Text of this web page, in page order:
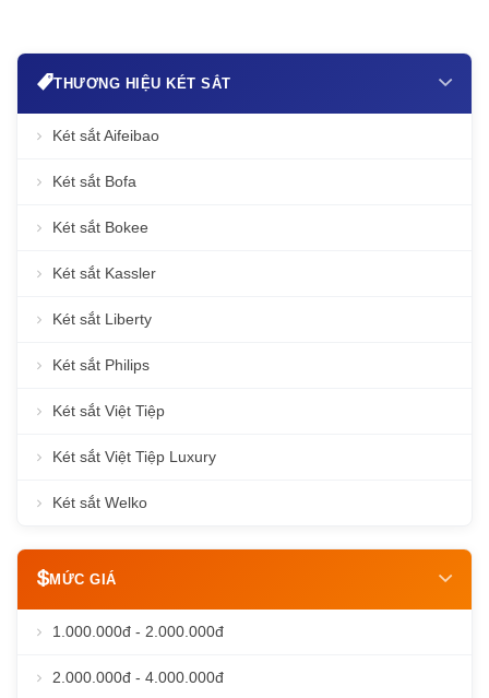
THƯƠNG HIỆU KÉT SẮT
Két sắt Aifeibao
Két sắt Bofa
Két sắt Bokee
Két sắt Kassler
Két sắt Liberty
Két sắt Philips
Két sắt Việt Tiệp
Két sắt Việt Tiệp Luxury
Két sắt Welko
MỨC GIÁ
1.000.000đ - 2.000.000đ
2.000.000đ - 4.000.000đ